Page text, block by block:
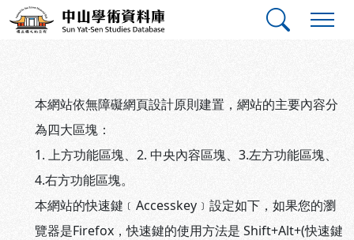
跳到主要內容
中山學術資料庫
網站導覽
本網站依無障礙網頁設計原則建置，網站的主要內容分
為四大區塊：
1. 上方功能區塊、2. 中央內容區塊、3.左方功能區塊、
4.右方功能區塊。
本網站的快速鍵﹝Accesskey﹞設定如下，如果您的瀏
覽器是Firefox，快速鍵的使用方法是 Shift+Alt+(快速鍵